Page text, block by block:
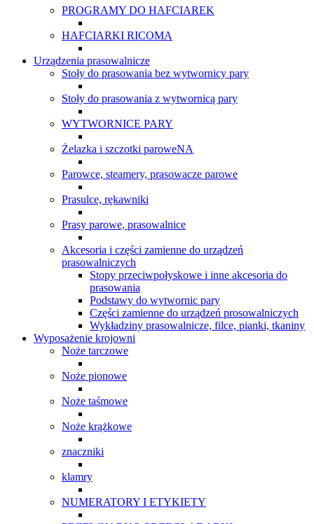
PROGRAMY DO HAFCIAREK
HAFCIARKI RICOMA
Urządzenia prasowalnicze
Stoły do prasowania bez wytwornicy pary
Stoły do prasowania z wytwornicą pary
WYTWORNICE PARY
Żelazka i szczotki paroweNA
Parowce, steamery, prasowacze parowe
Prasulce, rękawniki
Prasy parowe, prasowalnice
Akcesoria i części zamienne do urządzeń
prasowalniczych
Stopy przeciwpołyskowe i inne akcesoria do
prasowania
Podstawy do wytwornic pary
Części zamienne do urządzeń prosowalniczych
Wykładziny prasowalnicze, filce, pianki, tkaniny
Wyposażenie krojowni
Noże tarczowe
Noże pionowe
Noże taśmowe
Noże krążkowe
znaczniki
klamry
NUMERATORY I ETYKIETY